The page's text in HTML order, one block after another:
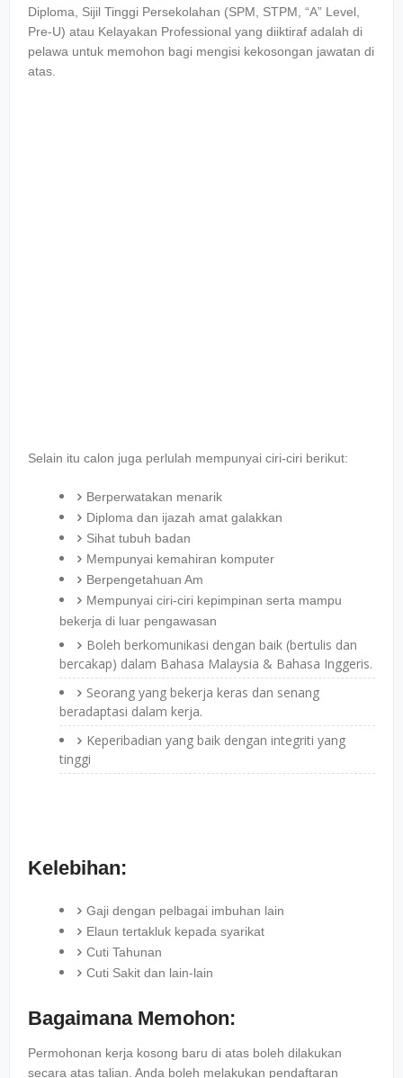
Diploma, Sijil Tinggi Persekolahan (SPM, STPM, “A” Level,
Pre-U) atau Kelayakan Professional yang diiktiraf adalah di
pelawa untuk memohon bagi mengisi kekosongan jawatan di
atas.
Selain itu calon juga perlulah mempunyai ciri-ciri berikut:
Berperwatakan menarik
Diploma dan ijazah amat galakkan
Sihat tubuh badan
Mempunyai kemahiran komputer
Berpengetahuan Am
Mempunyai ciri-ciri kepimpinan serta mampu
bekerja di luar pengawasan
Boleh berkomunikasi dengan baik (bertulis dan
bercakap) dalam Bahasa Malaysia & Bahasa Inggeris.
Seorang yang bekerja keras dan senang
beradaptasi dalam kerja.
Keperibadian yang baik dengan integriti yang
tinggi
Kelebihan:
Gaji dengan pelbagai imbuhan lain
Elaun tertakluk kepada syarikat
Cuti Tahunan
Cuti Sakit dan lain-lain
Bagaimana Memohon:
Permohonan kerja kosong baru di atas boleh dilakukan
secara atas talian. Anda boleh melakukan pendaftaran